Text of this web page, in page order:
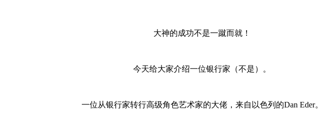
大神的成功不是一蹴而就！
今天给大家介绍一位银行家（不是）。
一位从银行家转行高级角色艺术家的大佬，来自以色列的Dan Eder。